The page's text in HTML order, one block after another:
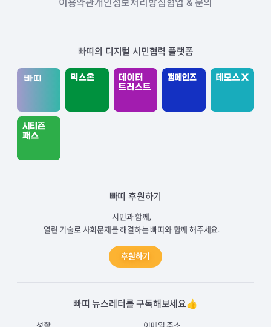
이용약관개인정보처리방침협업 & 문의
빠띠의 디지털 시민협력 플랫폼
빠띠 후원하기
시민과 함께,
열린 기술로 사회문제를 해결하는 빠띠와 함께 해주세요.
후원하기
빠띠 뉴스레터를 구독해보세요👍